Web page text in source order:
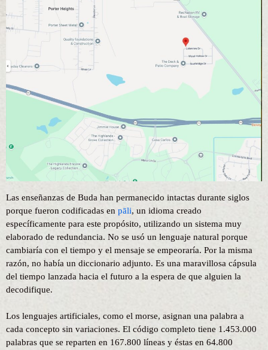
Las enseñanzas de Buda han permanecido intactas durante siglos
porque fueron codificadas en pāli, un idioma creado
específicamente para este propósito, utilizando un sistema muy
elaborado de redundancia. No se usó un lenguaje natural porque
cambiaría con el tiempo y el mensaje se empeoraría. Por la misma
razón, no había un diccionario adjunto. Es una maravillosa cápsula
del tiempo lanzada hacia el futuro a la espera de que alguien la
decodifique.
Los lenguajes artificiales, como el morse, asignan una palabra a
cada concepto sin variaciones. El código completo tiene 1.453.000
palabras que se reparten en 167.800 líneas y éstas en 64.800